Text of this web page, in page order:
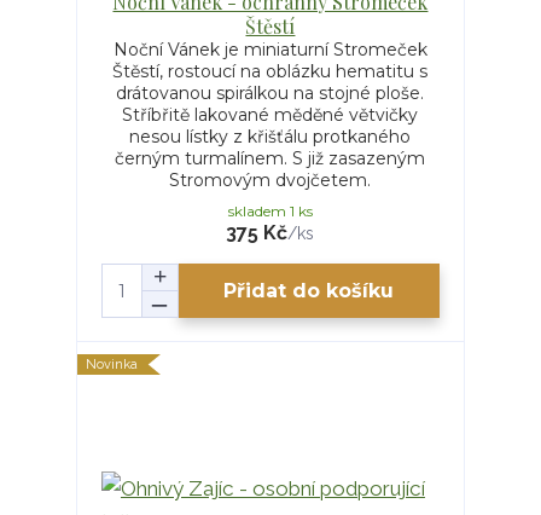
Štěstí
Noční Vánek je miniaturní Stromeček
Štěstí, rostoucí na oblázku hematitu s
drátovanou spirálkou na stojné ploše.
Stříbřitě lakované měděné větvičky
nesou lístky z křišťálu protkaného
černým turmalínem. S již zasazeným
Stromovým dvojčetem.
375 Kč/ks
skladem 1 ks
Přidat do košíku
Novinka